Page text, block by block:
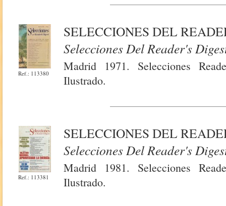
Ref.: 113380
SELECCIONES DEL
Selecciones Del Reader's
Madrid 1971. Selecciones
Ilustrado.
Ref.: 113381
SELECCIONES DEL
Selecciones Del Reader's
Madrid 1981. Selecciones
Ilustrado.